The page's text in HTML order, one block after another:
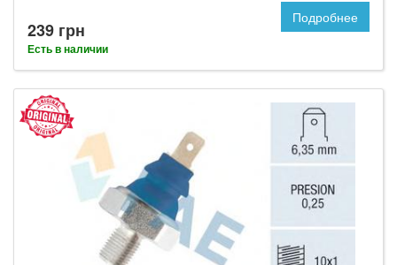
239 грн
Есть в наличии
Подробнее